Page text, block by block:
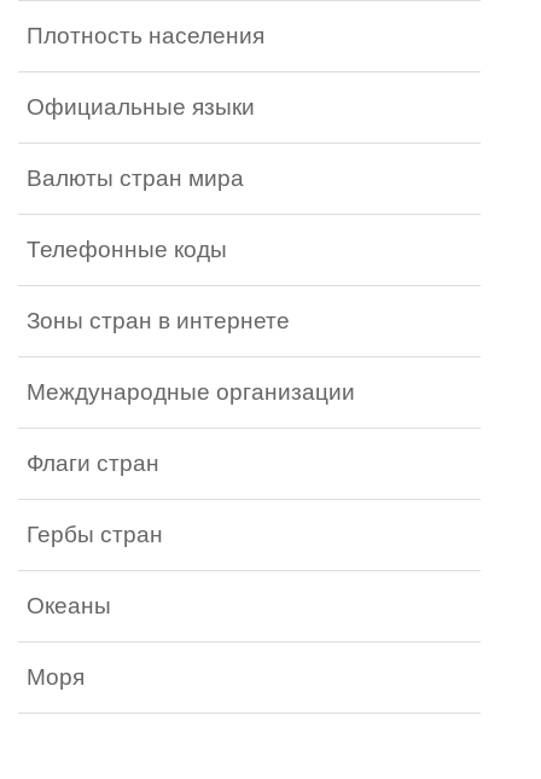
Плотность населения
Официальные языки
Валюты стран мира
Телефонные коды
Зоны стран в интернете
Международные организации
Флаги стран
Гербы стран
Океаны
Моря